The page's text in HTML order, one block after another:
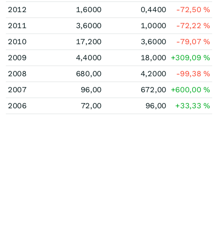
2012
1,6000 0,4400 -72,50%
2011
3,6000 1,0000 -72,22%
2010
17,200 3,6000 -79,07%
2009
4,4000 18,000 +309,09%
2008
680,00 4,2000 -99,38%
2007
96,00 672,00 +600,00%
2006
72,00 96,00 +33,33%